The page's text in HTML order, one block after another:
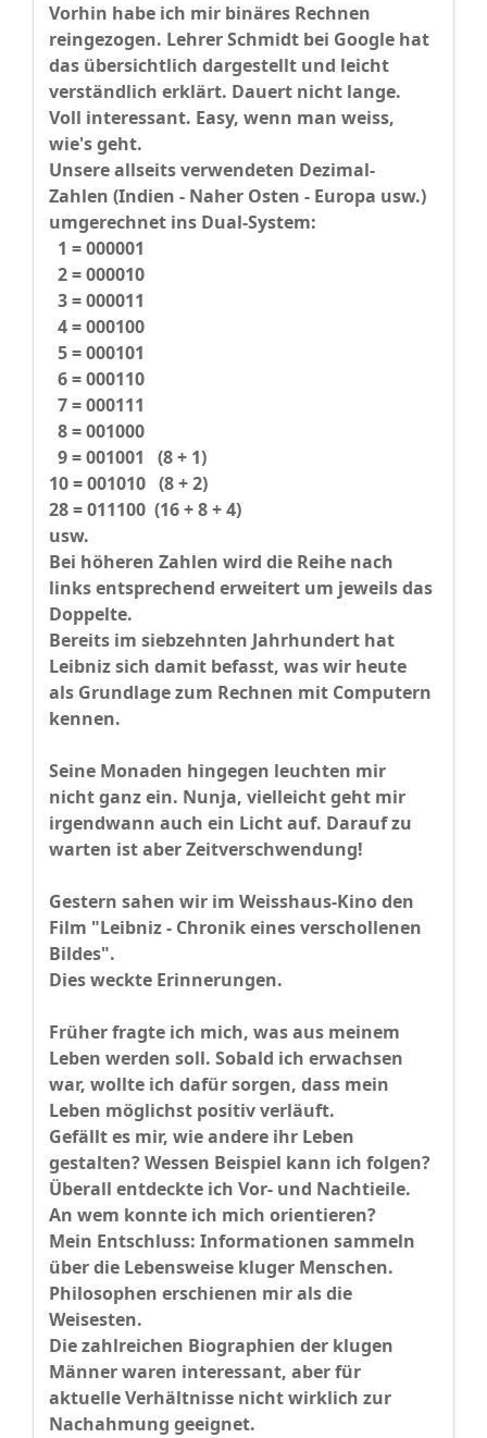
Vorhin habe ich mir binäres Rechnen
reingezogen. Lehrer Schmidt bei Google hat
das übersichtlich dargestellt und leicht
verständlich erklärt. Dauert nicht lange.
Voll interessant. Easy, wenn man weiss,
wie's geht.
Unsere allseits verwendeten Dezimal-
Zahlen (Indien - Naher Osten - Europa usw.)
umgerechnet ins Dual-System:
1 = 000001
2 = 000010
3 = 000011
4 = 000100
5 = 000101
6 = 000110
7 = 000111
8 = 001000
9 = 001001 (8 + 1)
10 = 001010 (8 + 2)
28 = 011100 (16 + 8 + 4)
usw.
Bei höheren Zahlen wird die Reihe nach
links entsprechend erweitert um jeweils das
Doppelte.
Bereits im siebzehnten Jahrhundert hat
Leibniz sich damit befasst, was wir heute
als Grundlage zum Rechnen mit Computern
kennen.
Seine Monaden hingegen leuchten mir
nicht ganz ein. Nunja, vielleicht geht mir
irgendwann auch ein Licht auf. Darauf zu
warten ist aber Zeitverschwendung!
Gestern sahen wir im Weisshaus-Kino den
Film "Leibniz - Chronik eines verschollenen
Bildes".
Dies weckte Erinnerungen.
Früher fragte ich mich, was aus meinem
Leben werden soll. Sobald ich erwachsen
war, wollte ich dafür sorgen, dass mein
Leben möglichst positiv verläuft.
Gefällt es mir, wie andere ihr Leben
gestalten? Wessen Beispiel kann ich folgen?
Überall entdeckte ich Vor- und Nachtieile.
An wem konnte ich mich orientieren?
Mein Entschluss: Informationen sammeln
über die Lebensweise kluger Menschen.
Philosophen erschienen mir als die
Weisesten.
Die zahlreichen Biographien der klugen
Männer waren interessant, aber für
aktuelle Verhältnisse nicht wirklich zur
Nachahmung geeignet.